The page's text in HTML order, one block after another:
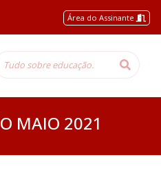
Área do Assinante
MAIO 2021